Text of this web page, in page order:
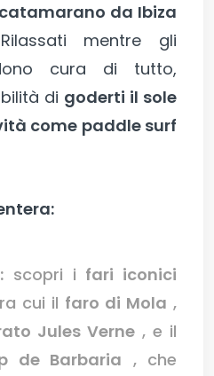
da Ibiza
mentre gli
cura di tutto,
di goderti il sole
come paddle surf
scopri i fari iconici
cui il faro di Mola ,
Jules Verne , e il
de Barbaria , che